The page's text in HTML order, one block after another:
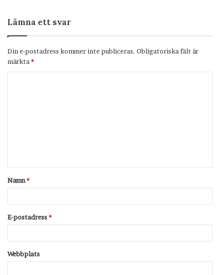
Lämna ett svar
Din e-postadress kommer inte publiceras. Obligatoriska fält är
märkta *
t
a
Namn*
E-postadress*
Webbplats